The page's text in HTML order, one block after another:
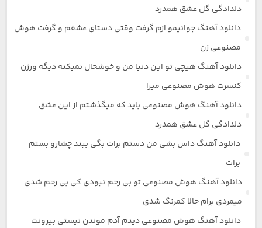
دلدادگی گل عشق همدرد
دانلود آهنگ جوانیمو ازم گرفت وقتی دستای عشقم و گرفت هوش
مصنوعی زن
دانلود آهنگ هیچی تو این دنیا من و خوشحال نمیکنه دیگه ورژن
کنسرت هوش مصنوعی میرا
دانلود آهنگ هوش مصنوعی باید که میگذشتم از این عشق
دلدادگی گل عشق همدرد
دانلود آهنگ داس بشی من دستم برات بگی ببند چشارو بستم
برات
دانلود آهنگ هوش مصنوعی تو بی رحم نبودی کی بی رحم شدی
میمردی برام حالا کمرنگ شدی
دانلود آهنگ هوش مصنوعی دیدم آدم موندن نیستی بیرونت